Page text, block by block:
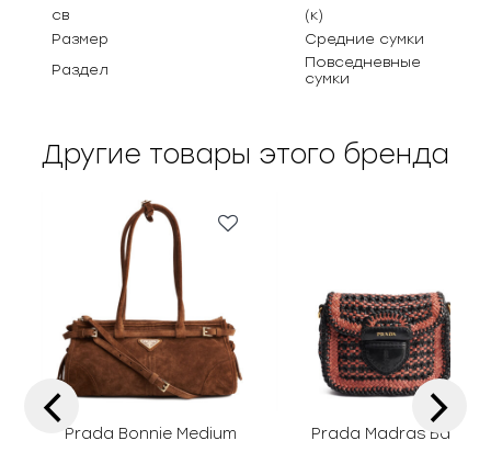
св
(к)
Размер
Средние сумки
Раздел
Повседневные
сумки
Другие товары этого бренда
Prada Bonnie Medium Prada Madras Bag
‹ ›